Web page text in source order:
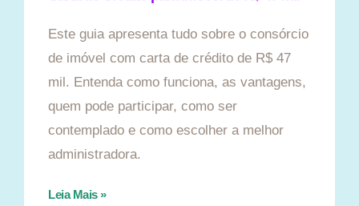
Este guia apresenta tudo sobre o consórcio
de imóvel com carta de crédito de R$ 47
mil. Entenda como funciona, as vantagens,
quem pode participar, como ser
contemplado e como escolher a melhor
administradora.
Leia Mais »